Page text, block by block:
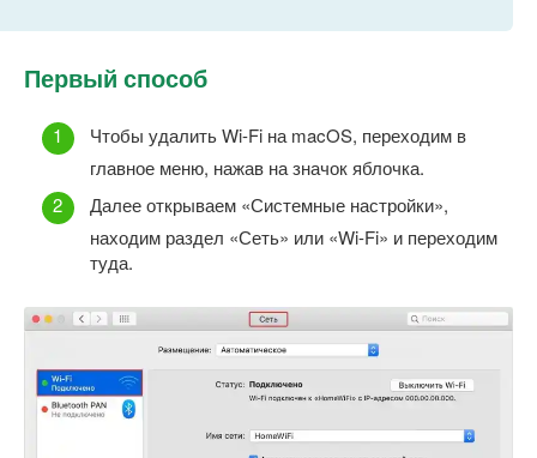
Первый способ
Чтобы удалить Wi-Fi на macOS, переходим в
главное меню, нажав на значок яблочка.
Далее открываем «Системные настройки»,
находим раздел «Сеть» или «Wi-Fi» и переходим
туда.